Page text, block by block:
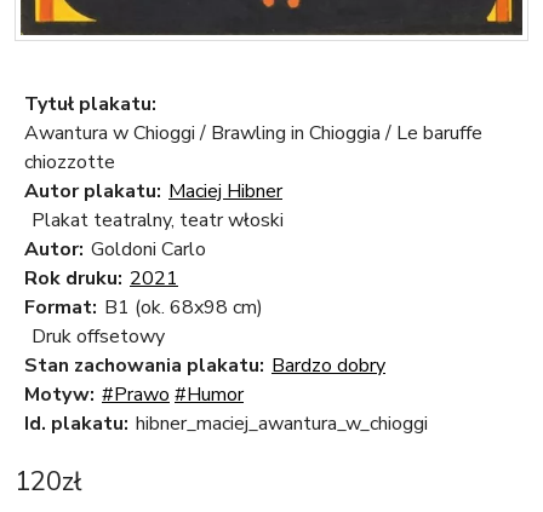
Tytuł plakatu:
Awantura w Chioggi / Brawling in Chioggia / Le baruffe
chiozzotte
Autor plakatu: Maciej Hibner
Plakat teatralny, teatr włoski
Autor: Goldoni Carlo
Rok druku: 2021
Format: B1 (ok. 68x98 cm)
Druk offsetowy
Stan zachowania plakatu: Bardzo dobry
Motyw: #Prawo #Humor
Id. plakatu: hibner_maciej_awantura_w_chioggi
120zł